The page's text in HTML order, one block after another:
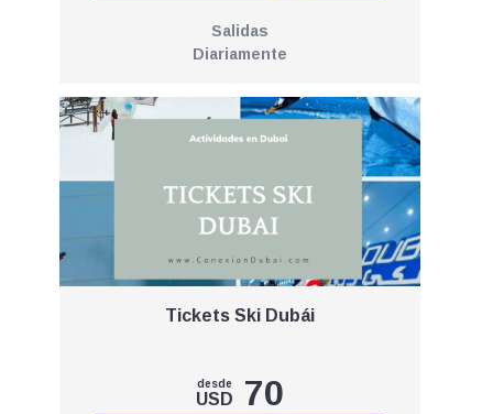
Salidas
Diariamente
Tickets Ski Dubái
desde
USD 70